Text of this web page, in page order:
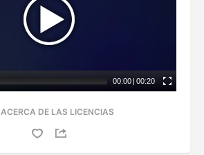
00:00 | 00:20
ACERCA DE LAS LICENCIAS